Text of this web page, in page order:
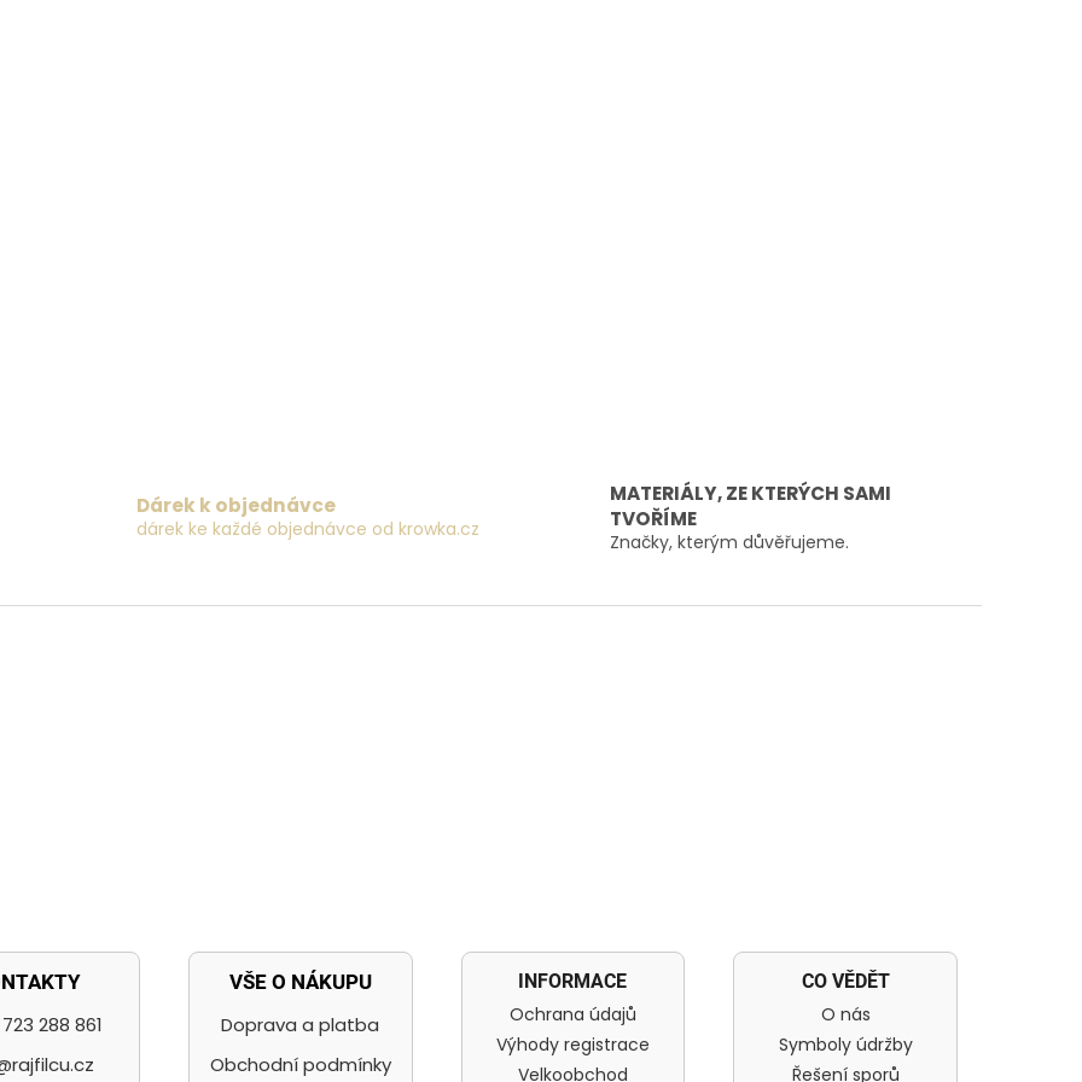
Dárek k objednávce
dárek ke každé objednávce od krowka.cz
MATERIÁLY, ZE KTERÝCH SAMI
TVOŘÍME
Značky, kterým důvěřujeme.
288 861
VŠE O NÁKUPU
Doprava a platba
Obchodní podmínky
INFORMACE
Ochrana údajů
Výhody registrace
Velkoobchod
CO VĚDĚT
O nás
Symboly údržby
Řešení sporů